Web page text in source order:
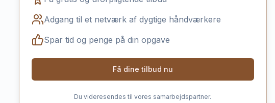
Adgang til et netværk af dygtige håndværkere
Spar tid og penge på din opgave
Få dine tilbud nu
Du videresendes til vores samarbejdspartner.